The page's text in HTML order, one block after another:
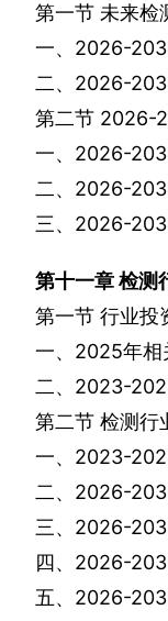
第一节 未来检
一、 2026-
二、 2026-
第二节 2026-
一、 2026-
二、 2026-
三、 2026-
第十一章检测
第一节 行业投
一、 2025年相
二、 2023-
第二节 检测行
一、 2023-
二、 2026-
三、 2026-
四、 2026-
五、 2026-